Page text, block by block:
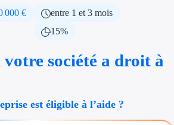
Création
000 €
entre 1 et 3 mois
15%
votre société a droit à
est éligible à l’aide ?